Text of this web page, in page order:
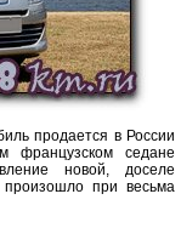
продается в России
французском седане
новой, доселе
произошло при весьма